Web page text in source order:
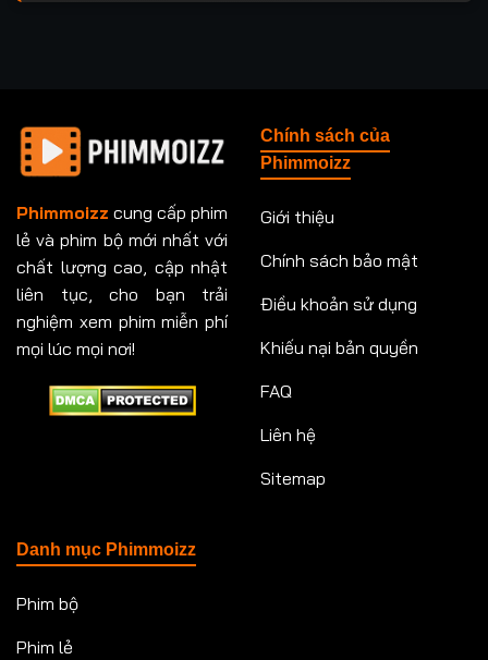
Phimmoizz cung cấp phim
lẻ và phim bộ mới nhất với
chất lượng cao, cập nhật
liên tục, cho bạn trải
nghiệm xem phim miễn phí
mọi lúc mọi nơi!
Chính sách của
Phimmoizz
Giới thiệu
Chính sách bảo mật
Điều khoản sử dụng
Khiếu nại bản quyền
FAQ
Liên hệ
Sitemap
Danh mục Phimmoizz
Phim bộ
Phim lẻ